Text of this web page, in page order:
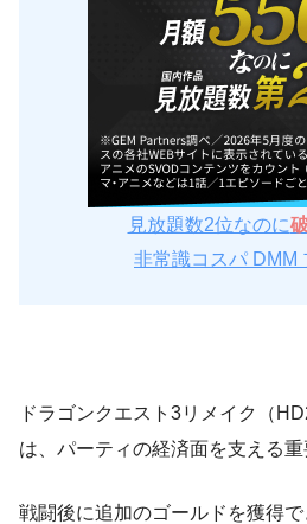
見放題数2位なのに
非常識コスパ DMM
ドラゴンクエスト3リメイク（
は、パーティの経済面を支える重
戦闘後に追加のゴールドを獲得